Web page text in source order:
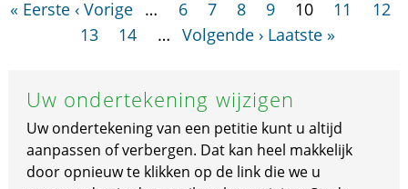
« Eerste ‹ Vorige … 6 7 8 9 10 11
12
13
14 … Volgende › Laatste »
Uw ondertekening wijzigen
Uw ondertekening van een petitie kunt u altijd
aanpassen of verbergen. Dat kan heel makkelijk
door opnieuw te klikken op de link die we u